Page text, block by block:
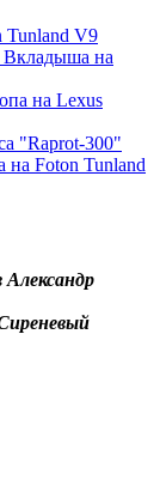
Tunland V9
Вкладыша на
на Lexus
"Raprot-300"
на Foton Tunland